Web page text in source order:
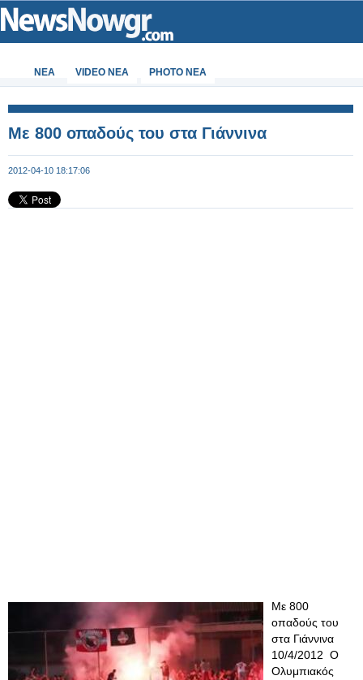
ΝΕΑ VIDEO NEA PHOTO NEA
Με 800 οπαδούς του στα Γιάννινα
2012-04-10 18:17:06
Με 800
οπαδούς του
στα Γιάννινα
10/4/2012 Ο
Ολυμπιακός